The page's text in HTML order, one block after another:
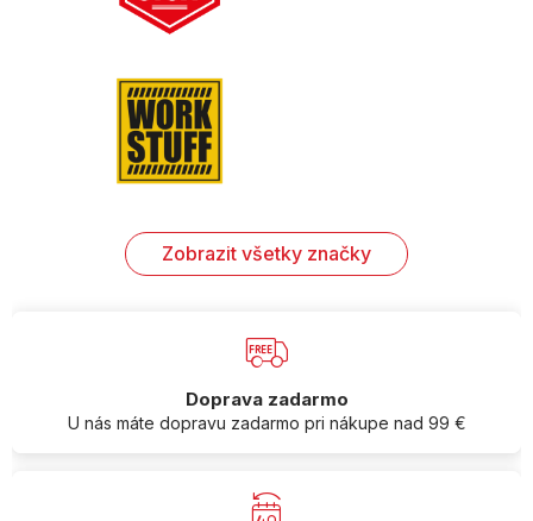
Zobrazit všetky značky
Doprava zadarmo
U nás máte dopravu zadarmo pri nákupe nad 99 €